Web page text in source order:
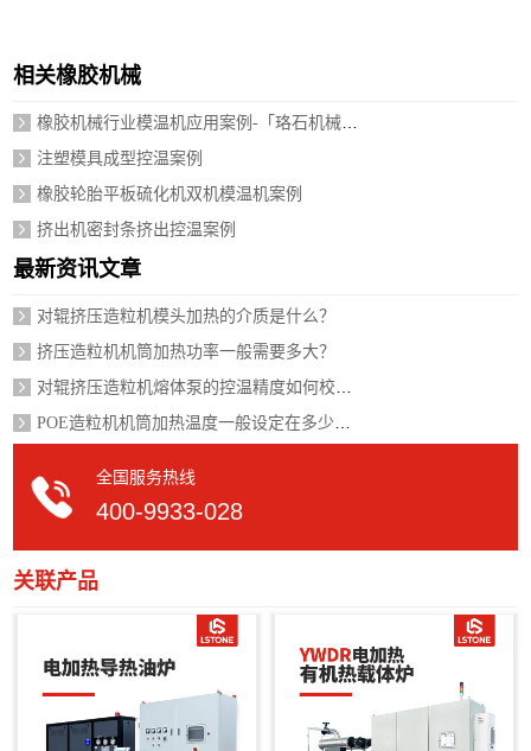
相关橡胶机械
橡胶机械行业模温机应用案例-「珞石机械」视频介绍
注塑模具成型控温案例
橡胶轮胎平板硫化机双机模温机案例
挤出机密封条挤出控温案例
最新资讯文章
对辊挤压造粒机模头加热的介质是什么？
挤压造粒机机筒加热功率一般需要多大？
对辊挤压造粒机熔体泵的控温精度如何校准？
POE造粒机机筒加热温度一般设定在多少度？
全国服务热线
400-9933-028
关联产品